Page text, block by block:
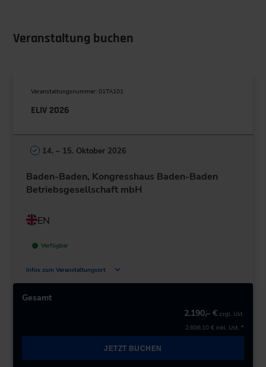
Veranstaltung buchen
Veranstaltungsnummer: 01TA101
ELIV 2026
14. – 15. Oktober 2026
Baden-Baden, Kongresshaus Baden-Baden
Betriebsgesellschaft mbH
EN
Verfügbar
Infos zum Veranstaltungsort
Augustaplatz 10
76530 Baden-Baden
+49 7221/304-0
Gesamt
2.190,– € zzgl. Ust.
2.606,10 € inkl. Ust. *
JETZT BUCHEN